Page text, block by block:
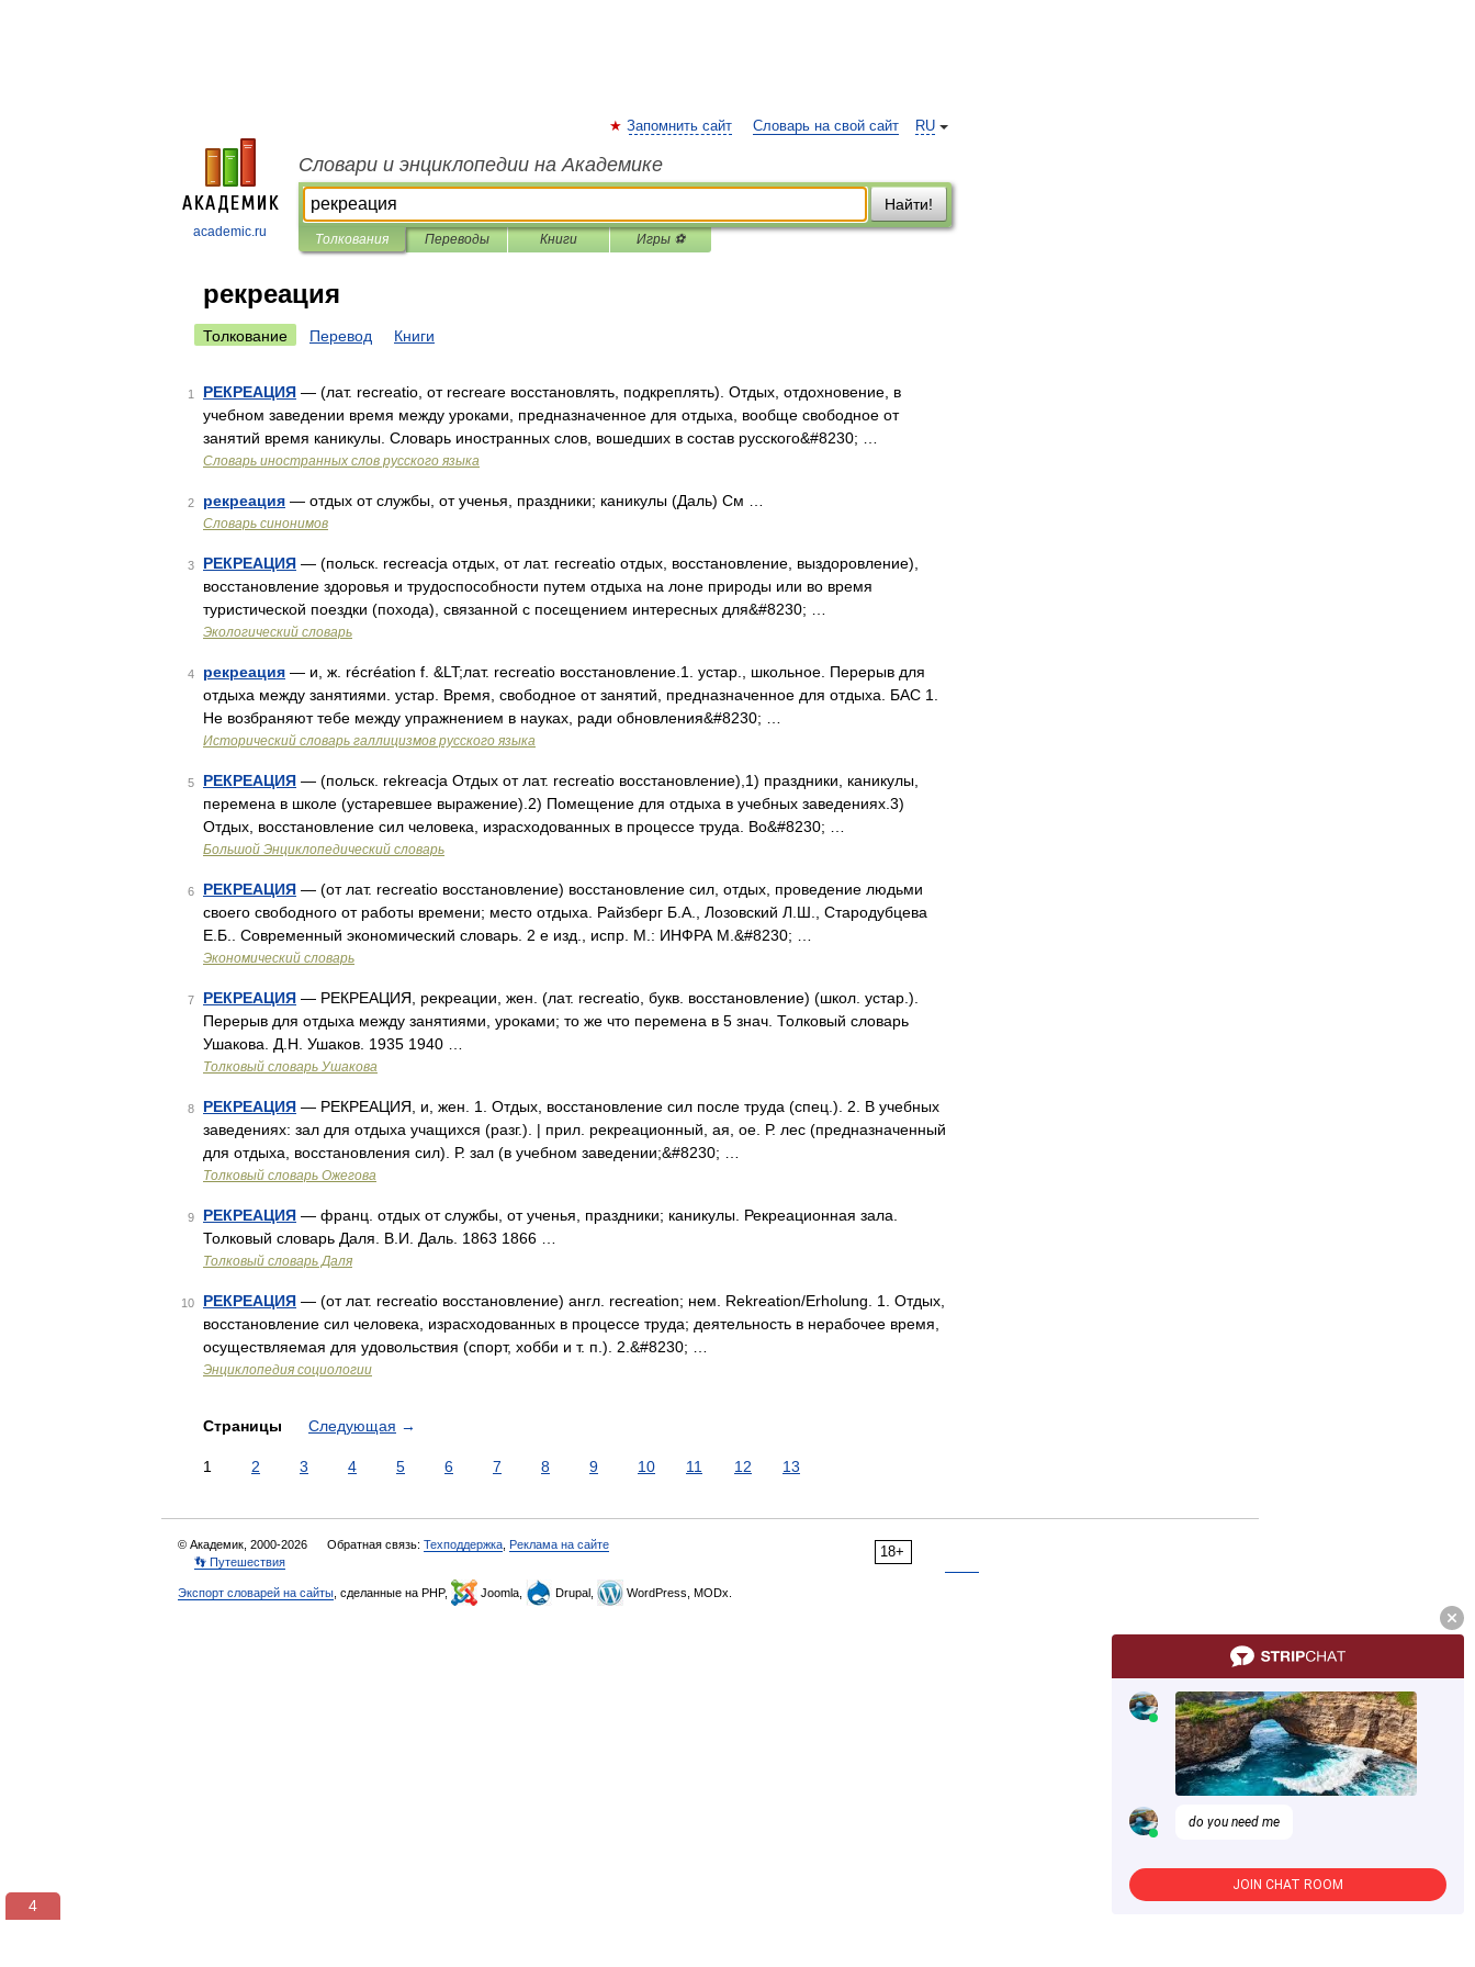
academic.ru
RU
Запомнить сайт Словарь на свой сайт
Словари и энциклопедии на Академике
Найти!
Толкования Переводы Книги Игры ⚽
рекреация
Толкование Перевод Книги
1 РЕКРЕАЦИЯ — (лат. recreatio, от recreare восстановлять, подкреплять). Отдых, отдохновение, в
учебном заведении время между уроками, предназначенное для отдыха, вообще свободное от
занятий время каникулы. Словарь иностранных слов, вошедших в состав русского&#8230; …
Словарь иностранных слов русского языка
2 рекреация — отдых от службы, от ученья, праздники; каникулы (Даль) См …
Словарь синонимов
3 РЕКРЕАЦИЯ — (польск. recreacja отдых, от лат. гесreatio отдых, восстановление, выздоровление),
восстановление здоровья и трудоспособности путем отдыха на лоне природы или во время
туристической поездки (похода), связанной с посещением интересных для&#8230; …
Экологический словарь
4 рекреация — и, ж. récréation f. &LT;лат. recreatio восстановление.1. устар., школьное. Перерыв для
отдыха между занятиями. устар. Время, свободное от занятий, предназначенное для отдыха. БАС 1.
Не возбраняют тебе между упражнением в науках, ради обновления&#8230; …
Исторический словарь галлицизмов русского языка
5 РЕКРЕАЦИЯ — (польск. rekreacja Отдых от лат. recreatio восстановление),1) праздники, каникулы,
перемена в школе (устаревшее выражение).2) Помещение для отдыха в учебных заведениях.3)
Отдых, восстановление сил человека, израсходованных в процессе труда. Во&#8230; …
Большой Энциклопедический словарь
6 РЕКРЕАЦИЯ — (от лат. recreatio восстановление) восстановление сил, отдых, проведение людьми
своего свободного от работы времени; место отдыха. Райзберг Б.А., Лозовский Л.Ш., Стародубцева
Е.Б.. Современный экономический словарь. 2 е изд., испр. М.: ИНФРА М.&#8230; …
Экономический словарь
7 РЕКРЕАЦИЯ — РЕКРЕАЦИЯ, рекреации, жен. (лат. recreatio, букв. восстановление) (школ. устар.).
Перерыв для отдыха между занятиями, уроками; то же что перемена в 5 знач. Толковый словарь
Ушакова. Д.Н. Ушаков. 1935 1940 …
Толковый словарь Ушакова
8 РЕКРЕАЦИЯ — РЕКРЕАЦИЯ, и, жен. 1. Отдых, восстановление сил после труда (спец.). 2. В учебных
заведениях: зал для отдыха учащихся (разг.). | прил. рекреационный, ая, ое. Р. лес (предназначенный
для отдыха, восстановления сил). Р. зал (в учебном заведении;&#8230; …
Толковый словарь Ожегова
9 РЕКРЕАЦИЯ — франц. отдых от службы, от ученья, праздники; каникулы. Рекреационная зала.
Толковый словарь Даля. В.И. Даль. 1863 1866 …
Толковый словарь Даля
10 РЕКРЕАЦИЯ — (от лат. recreatio восстановление) англ. recreation; нем. Rekreation/Erholung. 1. Отдых,
восстановление сил человека, израсходованных в процессе труда; деятельность в нерабочее время,
осуществляемая для удовольствия (спорт, хобби и т. п.). 2.&#8230; …
Энциклопедия социологии
Страницы Следующая →
1 2 3 4 5 6 7 8 9 10 11 12 13
18+
© Академик, 2000-2026 Обратная связь: Техподдержка Реклама на сайте
👣 Путешествия
Экспорт словарей на сайты , сделанные на PHP, Joomla, Drupal, WordPress, MODx.
3